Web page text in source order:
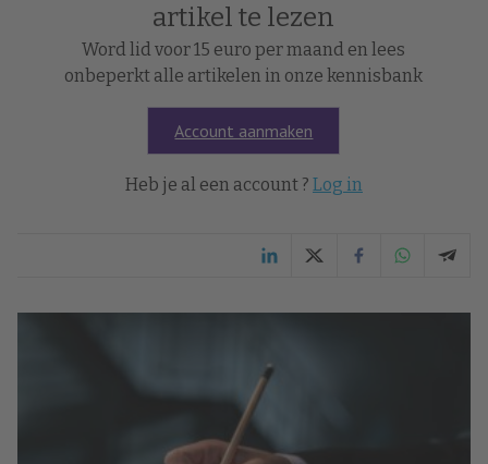
artikel te lezen
Word lid voor 15 euro per maand en lees
onbeperkt alle artikelen in onze kennisbank
Account aanmaken
Heb je al een account ? Log in